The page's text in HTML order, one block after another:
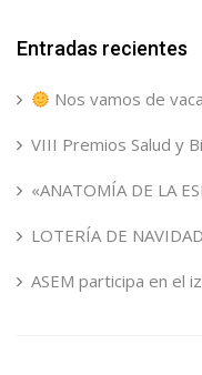
Entradas recientes
Nos vamos de
VIII Premios Salud y
«ANATOMÍA DE LA
LOTERÍA DE
ASEM participa en el